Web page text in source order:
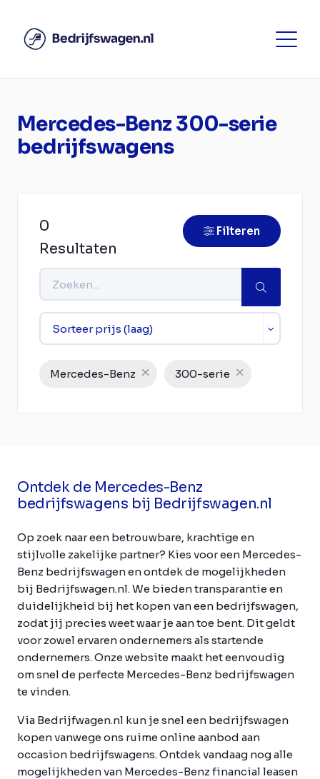
Mercedes-Benz 300-serie
bedrijfswagens
0
Resultaten
Filteren
Mercedes-Benz 300-serie
Ontdek de Mercedes-Benz
bedrijfswagens bij Bedrijfswagen.nl
Op zoek naar een betrouwbare, krachtige en
stijlvolle zakelijke partner? Kies voor een Mercedes-
Benz bedrijfswagen en ontdek de mogelijkheden
bij Bedrijfswagen.nl. We bieden transparantie en
duidelijkheid bij het kopen van een bedrijfswagen,
zodat jij precies weet waar je aan toe bent. Dit geldt
voor zowel ervaren ondernemers als startende
ondernemers. Onze website maakt het eenvoudig
om snel de perfecte Mercedes-Benz bedrijfswagen
te vinden.
Via Bedrijfwagen.nl kun je snel een bedrijfswagen
kopen vanwege ons ruime online aanbod aan
occasion bedrijfswagens. Ontdek vandaag nog alle
mogelijkheden van Mercedes-Benz financial leasen